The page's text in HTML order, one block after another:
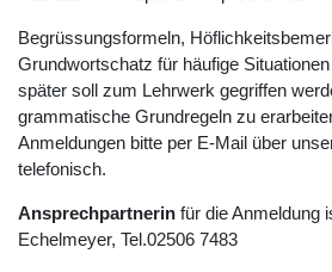
Begrüssungsformeln,
Grundwortschatz für häufige
später soll zum Lehrwerk gegriffen
grammatische Grundregeln zu
Anmeldungen bitte per E-Mail über
telefonisch.
Ansprechpartnerin für die Anmeldung
Echelmeyer, Tel.02506 7483